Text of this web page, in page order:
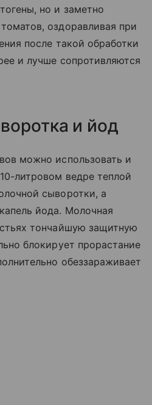
но и заметно
оздоравливая при
после такой обработки
и лучше сопротивляются
и йод
можно использовать и
литровом ведре теплой
сыворотки, а
йода. Молочная
тончайшую защитную
блокирует прорастание
обеззараживает